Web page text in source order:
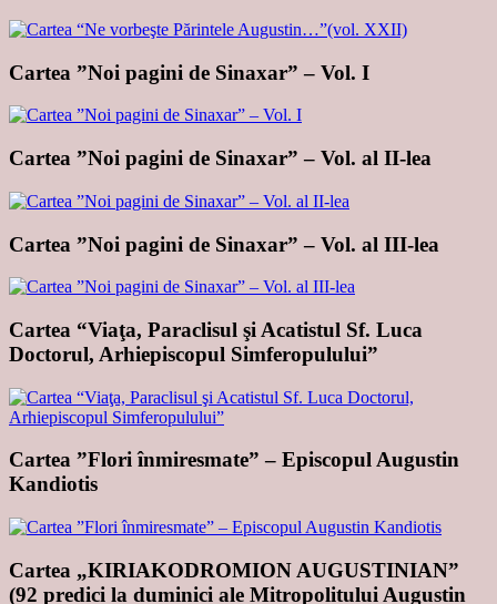
Cartea ”Noi pagini de Sinaxar” – Vol. I
Cartea ”Noi pagini de Sinaxar” – Vol. al II-lea
Cartea ”Noi pagini de Sinaxar” – Vol. al III-lea
Cartea “Viaţa, Paraclisul şi Acatistul Sf. Luca
Doctorul, Arhiepiscopul Simferopulului”
Cartea ”Flori înmiresmate” – Episcopul Augustin
Kandiotis
Cartea „KIRIAKODROMION AUGUSTINIAN”
(92 predici la duminici ale Mitropolitului Augustin